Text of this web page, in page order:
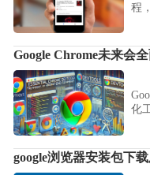
程
Google Chrome未来会
化
google浏览器安装包下